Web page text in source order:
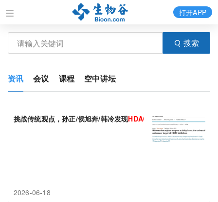
搜索
打开APP
资讯 会议 课程 空中讲坛
挑战传统观点，孙正/侯旭奔/韩冷发现HDAC 抑制剂抗癌，未必通
2026-06-18